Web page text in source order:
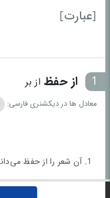
[عبارت]
1 از حفظ از بر
معادل ها در دیکشنری فارسی:
1. آن شعر را از حفظ می‌دانم [آن شعر را حفظ هستم].